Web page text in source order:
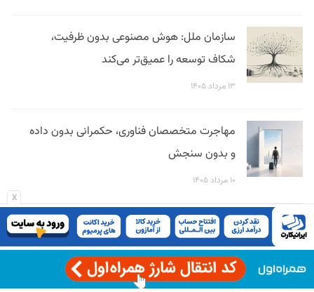
x
سازمان ملل: هوش مصنوعی بدون ظرفیت،
شکاف توسعه را عمیق‌تر می‌کند
۱۳ مرداد ۱۴۰۵
مهاجرت متخصصان فناوری، حکمرانی بدون داده
و بدون سنجش
۱۰ مرداد ۱۴۰۵
فیلتر در وقت اضافه؛ فوتبال ۳۶۰ را چه کسی
متوقف کرد؟
۳۱ تیر ۱۴۰۵